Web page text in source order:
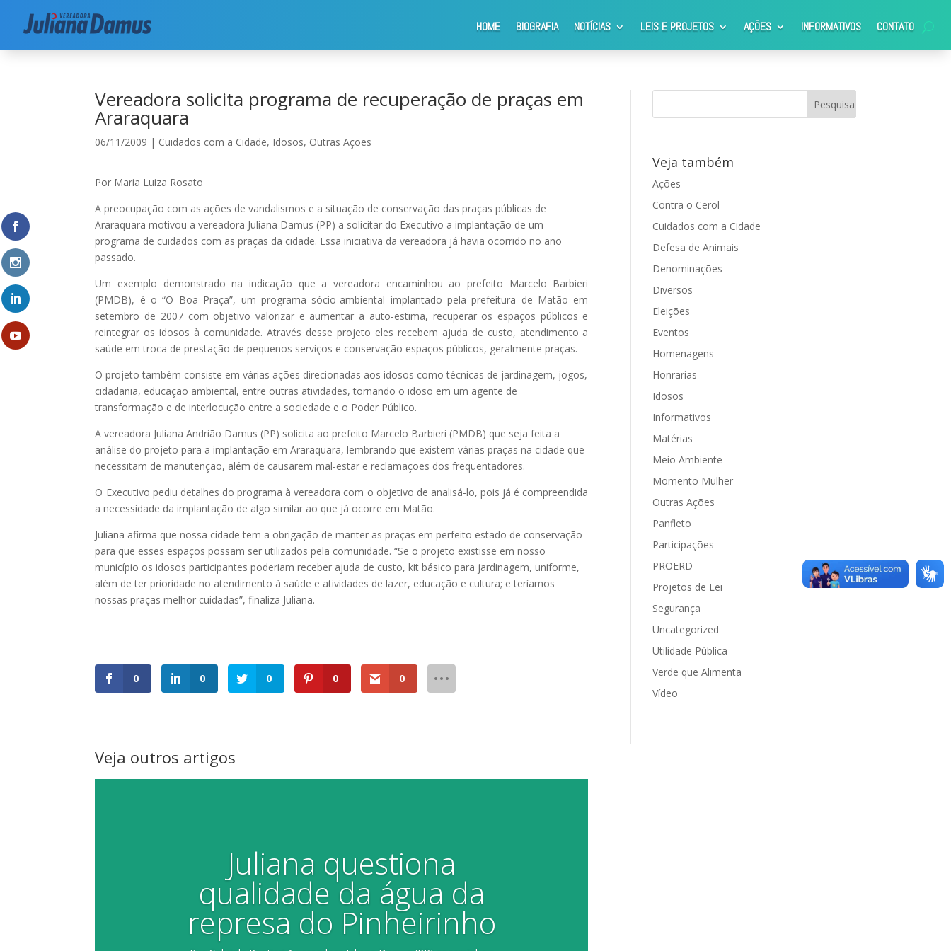
HOME BIOGRAFIA NOTÍCIAS LEIS E PROJETOS AÇÕES INFORMATIVOS CONTATO
Início|Cuidados com a Cidade Vereadora solicita programa de recuperação de praças em Araraquara
Vereadora solicita programa de recuperação de praças em
Araraquara
06/11/2009 | Cuidados com a Cidade, Idosos, Outras Ações
Por Maria Luiza Rosato
A preocupação com as ações de vandalismos e a situação de conservação das praças públicas de
Araraquara motivou a vereadora Juliana Damus (PP) a solicitar do Executivo a implantação de um
programa de cuidados com as praças da cidade. Essa iniciativa da vereadora já havia ocorrido no ano
passado.
Um exemplo demonstrado na indicação que a vereadora encaminhou ao prefeito Marcelo Barbieri
(PMDB), é o “O Boa Praça”, um programa sócio-ambiental implantado pela prefeitura de Matão em
setembro de 2007 com objetivo valorizar e aumentar a auto-estima, recuperar os espaços públicos e
reintegrar os idosos à comunidade. Através desse projeto eles recebem ajuda de custo, atendimento a
saúde em troca de prestação de pequenos serviços e conservação espaços públicos, geralmente praças.
O projeto também consiste em várias ações direcionadas aos idosos como técnicas de jardinagem, jogos,
cidadania, educação ambiental, entre outras atividades, tornando o idoso em um agente de
transformação e de interlocução entre a sociedade e o Poder Público.
A vereadora Juliana Andrião Damus (PP) solicita ao prefeito Marcelo Barbieri (PMDB) que seja feita a
análise do projeto para a implantação em Araraquara, lembrando que existem várias praças na cidade que
necessitam de manutenção, além de causarem mal-estar e reclamações dos freqüentadores.
O Executivo pediu detalhes do programa à vereadora com o objetivo de analisá-lo, pois já é compreendida
a necessidade da implantação de algo similar ao que já ocorre em Matão.
Juliana afirma que nossa cidade tem a obrigação de manter as praças em perfeito estado de conservação
para que esses espaços possam ser utilizados pela comunidade. “Se o projeto existisse em nosso
município os idosos participantes poderiam receber ajuda de custo, kit básico para jardinagem, uniforme,
além de ter prioridade no atendimento à saúde e atividades de lazer, educação e cultura; e teríamos
nossas praças melhor cuidadas”, finaliza Juliana.
0 0 0 0 0
Veja outros artigos
Juliana questiona
qualidade da água da
represa do Pinheirinho
Veja também
Ações
Contra o Cerol
Cuidados com a Cidade
Defesa de Animais
Denominações
Diversos
Eleições
Eventos
Homenagens
Honrarias
Idosos
Informativos
Matérias
Meio Ambiente
Momento Mulher
Outras Ações
Panfleto
Participações
PROERD
Projetos de Lei
Segurança
Uncategorized
Utilidade Pública
Verde que Alimenta
Vídeo